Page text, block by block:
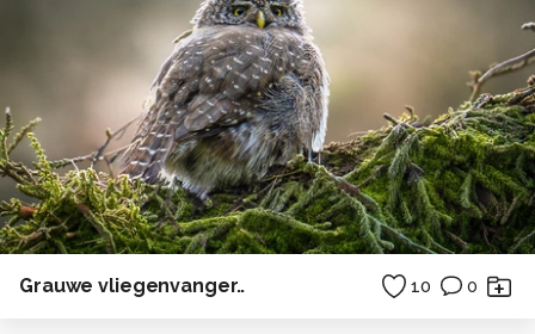
Grauwe vliegenvanger.. 10 0